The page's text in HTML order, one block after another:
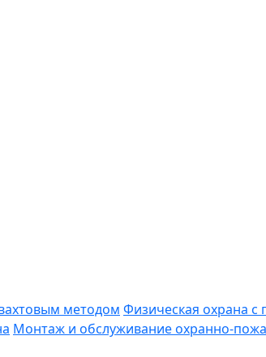
методом Физическая охрана с
Монтаж и обслуживание охранно-